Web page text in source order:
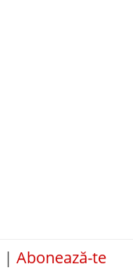
| Abonează-te